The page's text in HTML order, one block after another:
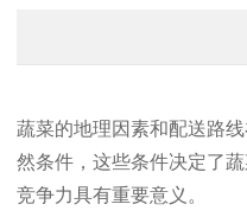
蔬菜的地理因素和配送路
然条件，这些条件决定了
竞争力具有重要意义。